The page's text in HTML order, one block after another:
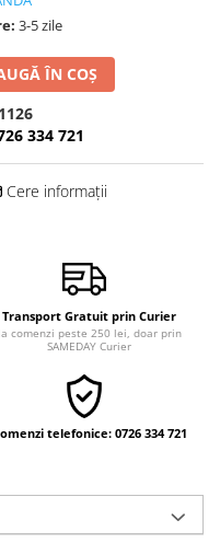
3-5 zile
ÎN COȘ
334 721
Cere informații
Transport Gratuit prin Curier
la comenzi peste 250 lei, doar prin
SAMEDAY Curier
telefonice: 0726 334 721